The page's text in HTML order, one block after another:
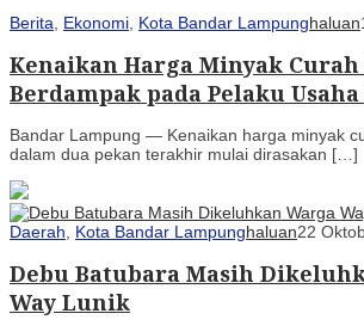
Berita Ekonomi Kota Bandar Lampunghaluan
Kenaikan Harga Minyak Curah
Berdampak pada Pelaku
Bandar Lampung — Kenaikan harga minyak
dalam dua pekan terakhir mulai dirasakan […]
Daerah Kota Bandar Lampunghaluan22
Debu Batubara Masih
Way Lunik